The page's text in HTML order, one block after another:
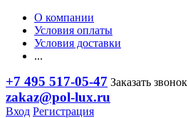
О компании
Условия оплаты
Условия доставки
...
+7 495 517-05-47 Заказать звонок
zakaz@pol-lux.ru
Вход Регистрация